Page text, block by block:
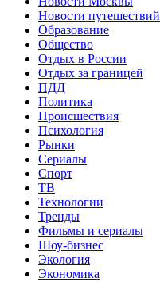
Новости путешествий
Образование
Общество
Отдых в России
Отдых за границей
ПДД
Политика
Происшествия
Психология
Рынки
Сериалы
Спорт
ТВ
Технологии
Тренды
Фильмы и сериалы
Шоу-бизнес
Экология
Экономика